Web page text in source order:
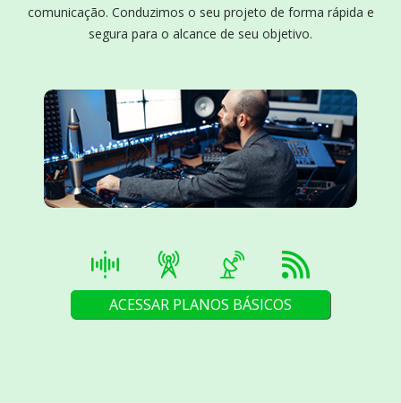
comunicação. Conduzimos o seu projeto de forma rápida e
segura para o alcance de seu objetivo.
ACESSAR PLANOS BÁSICOS